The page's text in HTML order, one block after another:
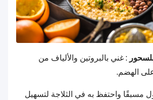
: غني بالبروتين والألياف من
الهضم.
مسبقًا واحتفظ به في الثلاجة لتسهيل